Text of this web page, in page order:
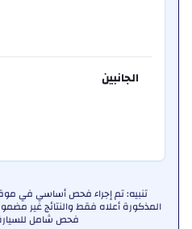
الجانبين
تنبيه: تم إجراء فحص أساسي في
المذكورة أعلاه فقط والنتائج غير
فحص شامل